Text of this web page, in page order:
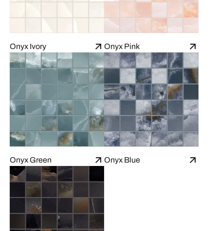
Onyx Ivory Onyx Pink
Onyx Green Onyx Blue